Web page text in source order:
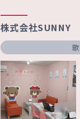
株式会社SUNNY